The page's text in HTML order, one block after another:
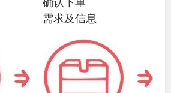
确认下单
需求及信息